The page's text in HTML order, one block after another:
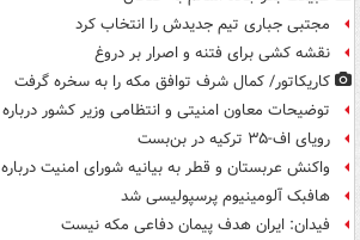
مجتبی جباری تیم جدیدش را انتخاب کرد
نقشه کشی برای فتنه و اصرار بر دروغ
کاریکاتور/ کمال شرف توافق مکه را به سخره گرفت
توضیحات معاون امنیتی و انتظامی وزیر کشور
رویای اف-۳۵ ترکیه در بن‌بست
واکنش عربستان و قطر به بیانیه شورای امنیت
هافبک آلومینیوم پرسپولیسی شد
فیدان: ایران هدف پیمان دفاعی مکه نیست